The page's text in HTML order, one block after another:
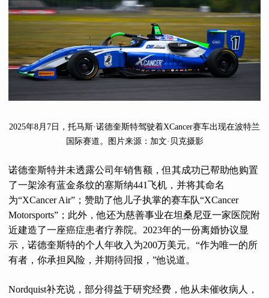
2025年8月7日，托马斯·诺德奎斯特驾驶着XCancer赛车出现在波特兰
国际赛道。图片来源：加文·贝克摄影
诺德奎斯特并未透露公司年销售额，但其成功已帮助他购置
了一架涂有蓝金条纹的塞斯纳441飞机，并将其命名
为“XCancer Air”；赞助了他儿子执掌的赛车队“XCancer
Motorsports”；此外，他还为慈善事业在坦桑尼亚一家医院附
近建造了一座癌症患者疗养院。2023年的一份离婚协议显
示，诺德奎斯特的个人年收入为200万美元。“作为唯一的所
有者，你承担风险，并期待回报，”他说道。
Nordquist补充说，部分得益于研究经费，他从未催收病人，